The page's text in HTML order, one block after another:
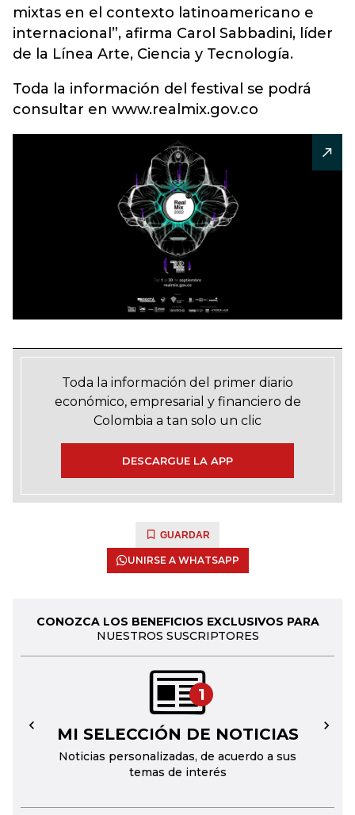
mixtas en el contexto latinoamericano e
internacional”, afirma Carol Sabbadini, líder
de la Línea Arte, Ciencia y Tecnología.
Toda la información del festival se podrá
consultar en www.realmix.gov.co
Toda la información del primer diario
económico, empresarial y financiero de
Colombia a tan solo un clic
DESCARGUE LA APP
GUARDAR
UNIRSE A WHATSAPP
CONOZCA LOS BENEFICIOS EXCLUSIVOS PARA
NUESTROS SUSCRIPTORES
1
MI SELECCIÓN DE NOTICIAS
Noticias personalizadas, de acuerdo a sus
temas de interés
← →